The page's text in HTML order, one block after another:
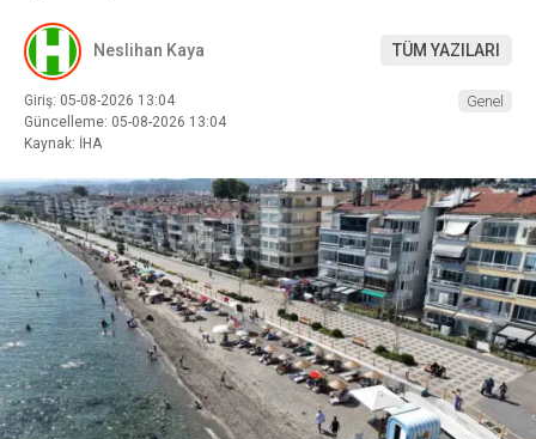
Neslihan Kaya TÜM YAZILARI
Giriş: 05-08-2026 13:04
Güncelleme: 05-08-2026 13:04
Kaynak: İHA
Genel